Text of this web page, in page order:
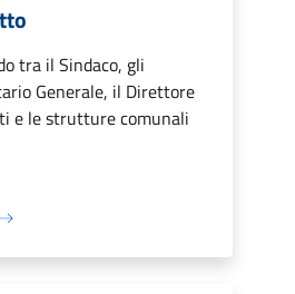
tra il Sindaco, gli
Generale, il Direttore
e le strutture comunali